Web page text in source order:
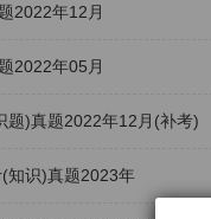
2022年12月
2022年05月
题)真题2022年12月(补考)
知识)真题2023年